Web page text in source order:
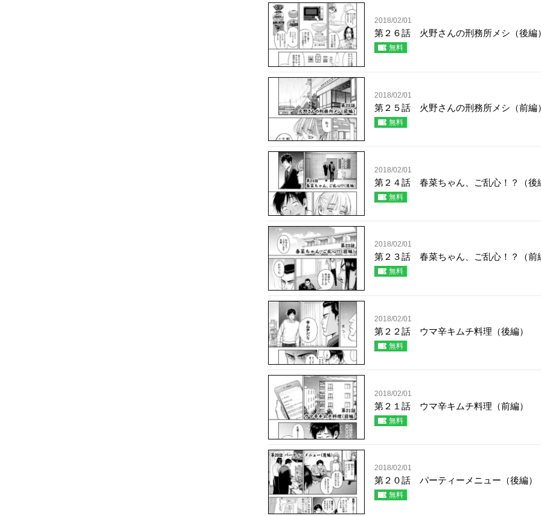
2018/02/01
第２６話 火野さんの刑務所メシ（後編）
無料
2018/02/01
第２５話 火野さんの刑務所メシ（前編）
無料
2018/02/01
第２４話 春菜ちゃん、ご乱心！？（後
無料
2018/02/01
第２３話 春菜ちゃん、ご乱心！？（前
無料
2018/02/01
第２２話 ウマ辛キムチ料理（後編）
無料
2018/02/01
第２１話 ウマ辛キムチ料理（前編）
無料
2018/02/01
第２０話 パーティーメニュー（後編）
無料